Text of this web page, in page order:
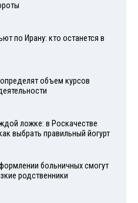
по Ирану: кто останется в
объем курсов
ложке: в Роскачестве
выбрать правильный йогурт
больничных смогут
родственники